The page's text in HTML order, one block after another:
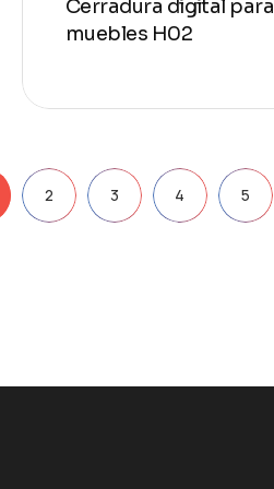
Cerradura digital para
muebles H02
2 3 4 5